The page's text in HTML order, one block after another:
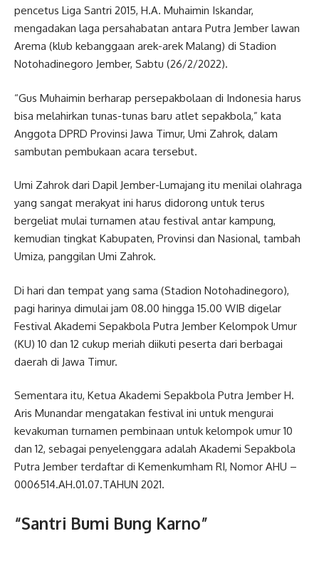
pencetus Liga Santri 2015, H.A. Muhaimin Iskandar,
mengadakan laga persahabatan antara Putra Jember lawan
Arema (klub kebanggaan arek-arek Malang) di Stadion
Notohadinegoro Jember, Sabtu (26/2/2022).
“Gus Muhaimin berharap persepakbolaan di Indonesia harus
bisa melahirkan tunas-tunas baru atlet sepakbola,” kata
Anggota DPRD Provinsi Jawa Timur, Umi Zahrok, dalam
sambutan pembukaan acara tersebut.
Umi Zahrok dari Dapil Jember-Lumajang itu menilai olahraga
yang sangat merakyat ini harus didorong untuk terus
bergeliat mulai turnamen atau festival antar kampung,
kemudian tingkat Kabupaten, Provinsi dan Nasional, tambah
Umiza, panggilan Umi Zahrok.
Di hari dan tempat yang sama (Stadion Notohadinegoro),
pagi harinya dimulai jam 08.00 hingga 15.00 WIB digelar
Festival Akademi Sepakbola Putra Jember Kelompok Umur
(KU) 10 dan 12 cukup meriah diikuti peserta dari berbagai
daerah di Jawa Timur.
Sementara itu, Ketua Akademi Sepakbola Putra Jember H.
Aris Munandar mengatakan festival ini untuk mengurai
kevakuman turnamen pembinaan untuk kelompok umur 10
dan 12, sebagai penyelenggara adalah Akademi Sepakbola
Putra Jember terdaftar di Kemenkumham RI, Nomor AHU –
0006514.AH.01.07.TAHUN 2021.
“Santri Bumi Bung Karno”